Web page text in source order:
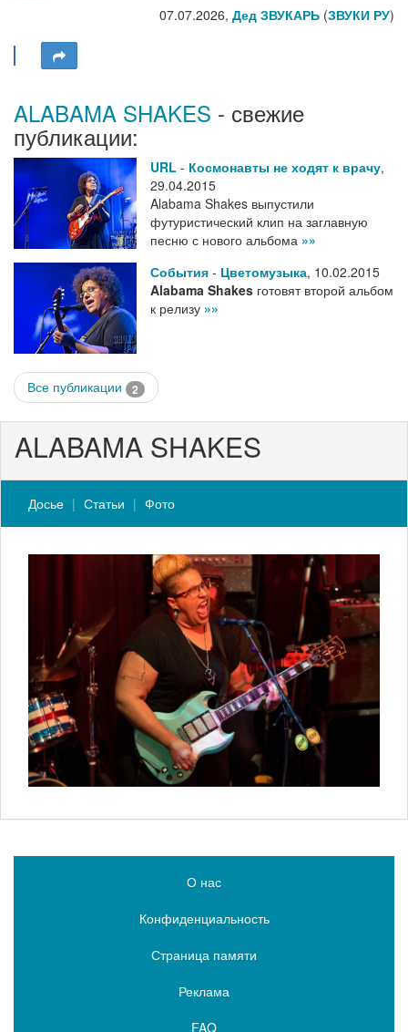
07.07.2026, Дед ЗВУКАРЬ (ЗВУКИ РУ)
ALABAMA SHAKES - свежие
публикации:
URL - Космонавты не ходят к врачу,
29.04.2015
Alabama Shakes выпустили
футуристический клип на заглавную
песню с нового альбома »»
События - Цветомузыка, 10.02.2015
Alabama Shakes готовят второй альбом
к релизу »»
Все публикации 2
ALABAMA SHAKES
Досье Статьи Фото
О нас
Конфиденциальность
Страница памяти
Реклама
FAQ